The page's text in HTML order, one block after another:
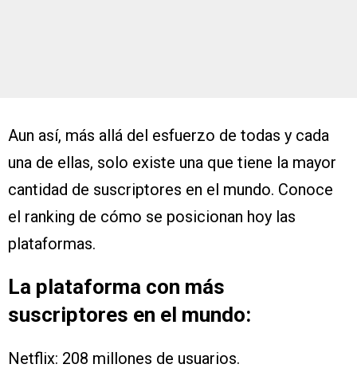
Aun así, más allá del esfuerzo de todas y cada
una de ellas, solo existe una que tiene la mayor
cantidad de suscriptores en el mundo. Conoce
el ranking de cómo se posicionan hoy las
plataformas.
La plataforma con más
suscriptores en el mundo:
Netflix: 208 millones de usuarios.